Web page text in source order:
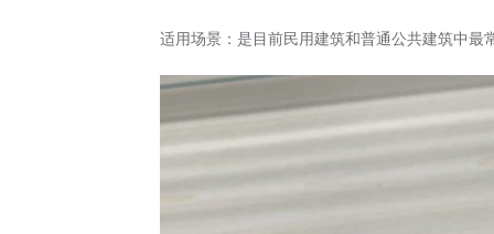
适用场景：是目前民用建筑和普通公共建筑中最